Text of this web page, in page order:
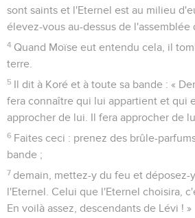
sont saints et l'Eternel est au milieu
élevez-vous au-dessus de l'assemblée
4 Quand Moïse eut entendu cela, il
terre.
5 Il dit à Koré et à toute sa bande : «
fera connaître qui lui appartient et qui
approcher de lui. Il fera approcher de
6 Faites ceci : prenez des brûle-
bande ;
7 demain, mettez-y du feu et déposez-
l'Eternel. Celui que l'Eternel choisira,
En voilà assez, descendants de Lévi ! »